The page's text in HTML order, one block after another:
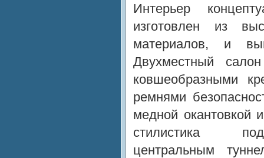
Интерьер
изготовлен из
материалов, и
Двухместный
ковшеобразными
ремнями
медной окантовкой
стилистика
центральным